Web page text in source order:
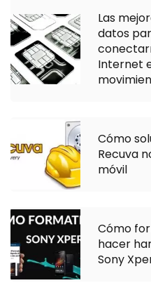
Las
datos
Internet
Cómo
Recuva
móvil
Cómo
hacer
Sony